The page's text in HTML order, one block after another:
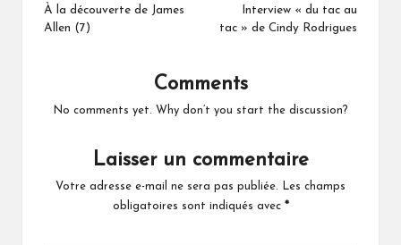
navigation
À la découverte de James
Allen (7)
Interview « du tac au
tac » de Cindy Rodrigues
Comments
No comments yet. Why don’t you start the discussion?
Laisser un commentaire
Votre adresse e-mail ne sera pas publiée.
Les champs
obligatoires sont indiqués avec *